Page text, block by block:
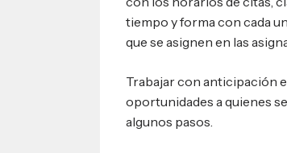
tiempo y forma con cada
que se asignen en las
Trabajar con anticipación
oportunidades a quienes
algunos pasos.